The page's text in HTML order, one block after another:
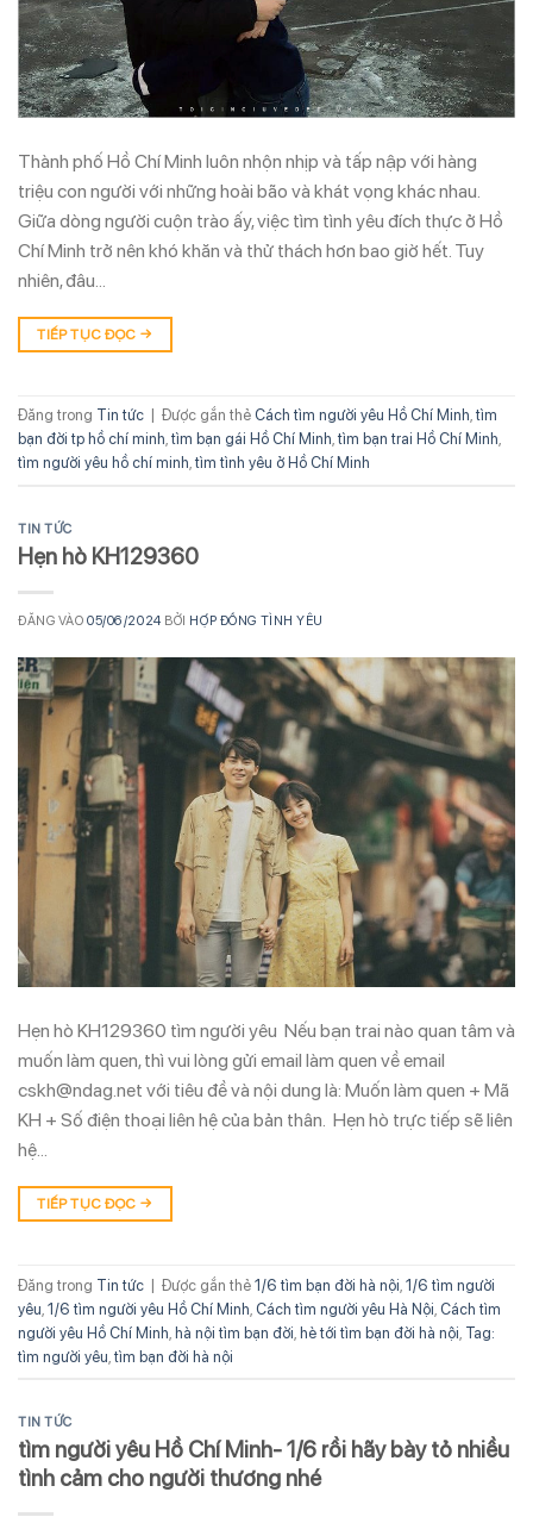
Thành phố Hồ Chí Minh luôn nhộn nhịp và tấp nập với hàng
triệu con người với những hoài bão và khát vọng khác nhau.
Giữa dòng người cuộn trào ấy, việc tìm tình yêu đích thực ở Hồ
Chí Minh trở nên khó khăn và thử thách hơn bao giờ hết. Tuy
nhiên, đâu…
TIẾP TỤC ĐỌC →
Đăng trong Tin tức Được gắn thẻ Cách tìm người yêu Hồ Chí Minh, tìm
bạn đời tp hồ chí minh, tìm bạn gái Hồ Chí Minh, tìm bạn trai Hồ Chí Minh,
tìm người yêu hồ chí minh, tìm tình yêu ở Hồ Chí Minh
TIN TỨC
Hẹn hò KH129360
ĐĂNG VÀO05/06/2024 BỞI HỢP ĐỒNG TÌNH YÊU
Hẹn hò KH129360 tìm người yêu Nếu bạn trai nào quan tâm và
muốn làm quen, thì vui lòng gửi email làm quen về email
cskh@ndag.net với tiêu đề và nội dung là: Muốn làm quen + Mã
KH + Số điện thoại liên hệ của bản thân. Hẹn hò trực tiếp sẽ liên
hệ…
TIẾP TỤC ĐỌC →
Đăng trong Tin tức | Được gắn thẻ 1/6 tìm bạn đời hà nội 1/6 tìm người
yêu 1/6 tìm người yêu Hồ Chí Minh Cách tìm người yêu Hà Nội Cách tìm
người yêu Hồ Chí Minh hà nội tìm bạn đời hè tới tìm bạn đời hà nội Tag:
tìm người yêu tìm bạn đời hà nội
TIN TỨC
tìm người yêu Hồ Chí Minh- 1/6 rồi hãy bày tỏ nhiều
tình cảm cho người thương nhé